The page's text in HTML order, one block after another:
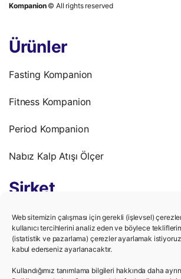
Web sitemizin çalışması için gerekli (işlevsel)
kullanıcı tercihlerini analiz eden ve böylece
(istatistik ve pazarlama) çerezler ayarlamak
kabul ederseniz ayarlanacaktır.
Kullandığımız tanımlama bilgileri hakkında daha
Kompanion© All rights reserved
Ürünler
Fasting Kompanion
Fitness Kompanion
Period Kompanion
Nabız Kalp Atışı Ölçer
Şirket
Gizlilik Politikası
Kullanım Şartları
Kariyer